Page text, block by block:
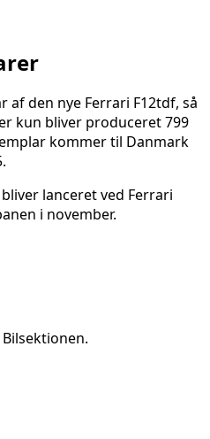
af den nye Ferrari F12tdf, så
kun bliver produceret 799
kommer til Danmark
lanceret ved Ferrari
i november.